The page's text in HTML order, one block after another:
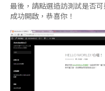
最後，請點選造訪測試是否
成功開啟，恭喜你！